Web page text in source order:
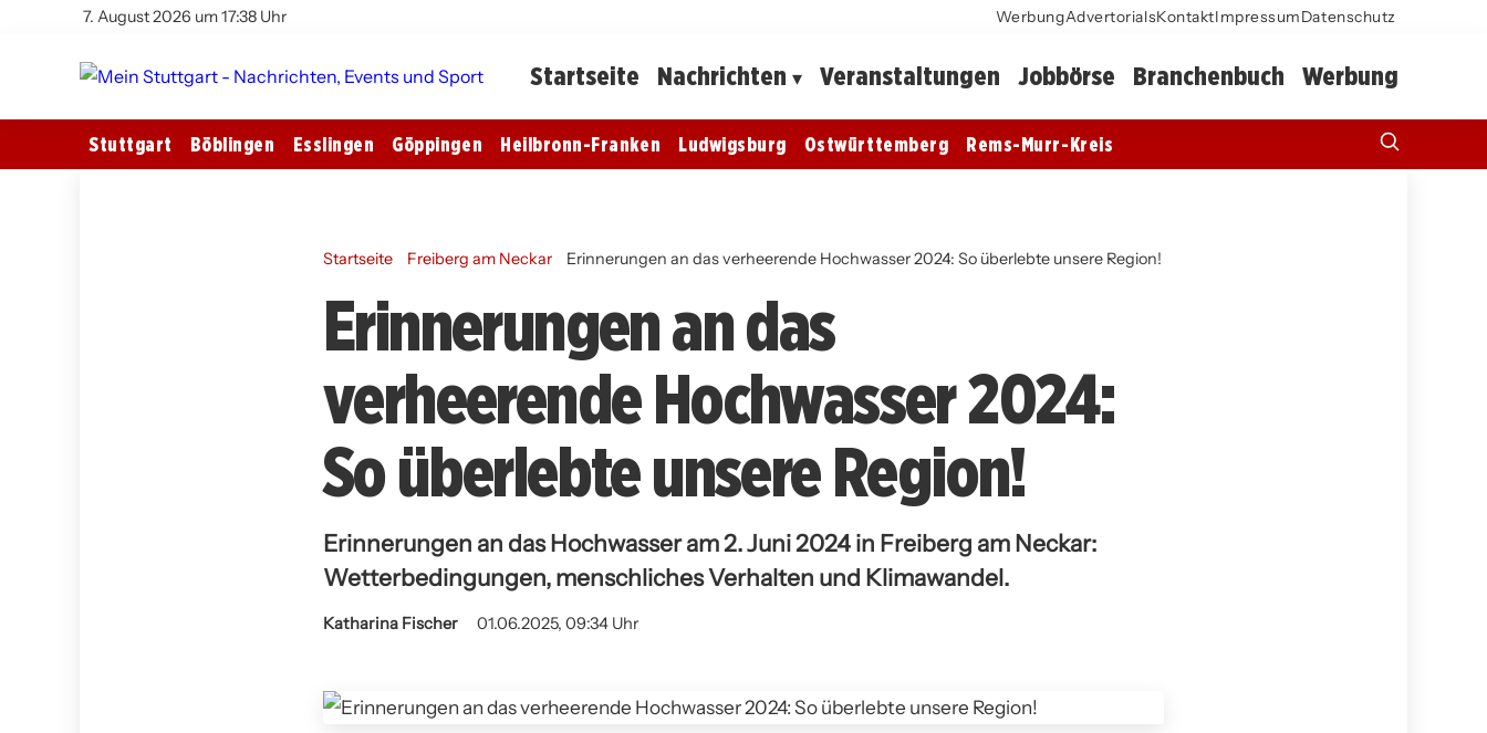
7. August 2026 um 17:38 Uhr WerbungAdvertorialsKontaktImpressumDatenschutz
Startseite Nachrichten Veranstaltungen Jobbörse Branchenbuch Werbung
Stuttgart Böblingen Esslingen Göppingen Heilbronn-Franken Ludwigsburg Ostwürttemberg Rems-Murr-Kreis
Startseite Freiberg am Neckar Erinnerungen an das verheerende Hochwasser 2024: So überlebte unsere Region!
Erinnerungen an das
verheerende Hochwasser 2024:
So überlebte unsere Region!
Erinnerungen an das Hochwasser am 2. Juni 2024 in Freiberg am Neckar:
Wetterbedingungen, menschliches Verhalten und Klimawandel.
Katharina Fischer 01.06.2025, 09:34 Uhr